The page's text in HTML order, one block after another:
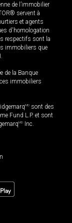
de l’immobilier
servent à
et agents
d'homologation
respectifs sont la
immobiliers que
de la Banque
immobiliers
MD sont des
Fund L.P. et sont
MD Inc.